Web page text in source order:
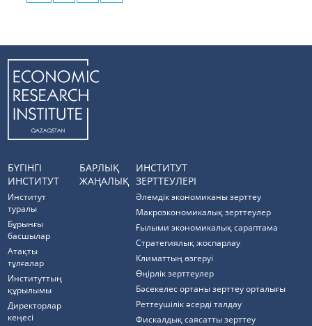
БҮГІНГІ
ИНСТИТУТ
Институт
туралы
Бұрынғы
басшылар
Атақты
тұлғалар
Институттың
құрылымы
Директорлар
кеңесі
БАРЛЫҚ
ЖАҢАЛЫҚ
ИНСТИТУТ
ЗЕРТТЕУЛЕРІ
Әлемдік экономиканы зерттеу
Макроэкономикалық зерттеулер
Ғылыми экономикалық сараптама
Стратегиялық жоспарлау
Климаттың өзгеруі
Өңірлік зерттеулер
Бәсекелес ортаны зерттеу орталығы
Реттеушілік әсерді талдау
Фискалдық саясатты зерттеу